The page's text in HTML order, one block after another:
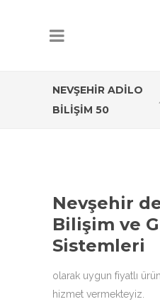
NEVŞEHIR ADILO
BILIŞIM 50
Nevşehir
Bilişim ve
Sistemleri
olarak uygun fiyatlı
hizmet vermekteyiz.